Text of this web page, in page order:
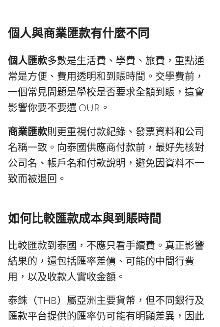
個人與商業匯款有什麼不同
個人匯款多數是生活費、學費、旅費，重點通
常是方便、費用透明和到賬時間。交學費前，
一個常見問題是學校是否要求全額到賬，這會
影響你要不要選 OUR。
商業匯款則更重視付款紀錄、發票資料和公司
名稱一致。向泰國供應商付款前，最好先核對
公司名、帳戶名和付款說明，避免因資料不一
致而被退回。
如何比較匯款成本與到賬時間
比較匯款到泰國，不應只看手續費。真正影響
結果的，還包括匯率差價、可能的中間行費
用，以及收款人實收金額。
泰銖（THB）屬亞洲主要貨幣，但不同銀行及
匯款平台提供的匯率仍可能有明顯差異，因此